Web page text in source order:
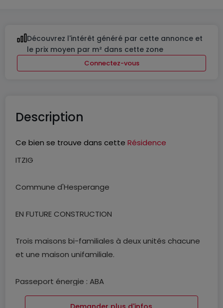
Découvrez l'intérêt généré par cette annonce et
le prix moyen par m² dans cette zone
Connectez-vous
Description
Ce bien se trouve dans cette Résidence
ITZIG
Commune d'Hesperange
EN FUTURE CONSTRUCTION
Trois maisons bi-familiales à deux unités chacune
et une maison unifamiliale.
Passeport énergie : ABA